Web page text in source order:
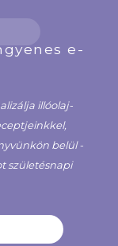
e-
illóolaj-
belül -
születésnapi
üvegampullában